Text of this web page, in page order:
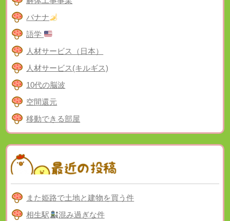
バナナ
語学
人材サービス（日本）
人材サービス(キルギス)
10代の脳波
空間還元
移動できる部屋
また姫路で土地と建物を買う件
相生駅
混み過ぎな件